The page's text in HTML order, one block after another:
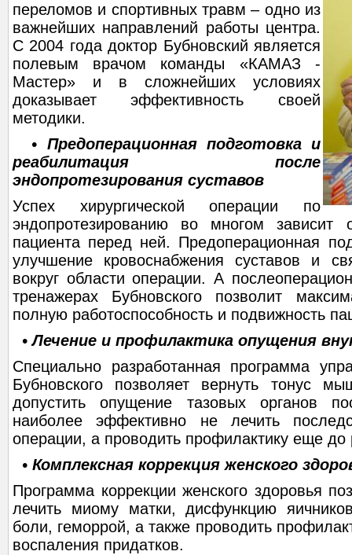
переломов и спортивных травм – одно из
важнейших направлений работы центра.
С 2004 года доктор Бубновский является
полевым врачом команды «КАМАЗ -
Мастер» и в сложнейших условиях
доказывает эффективность своей
методики.
• Предоперационная подготовка и
реабилитация после
эндопротезирования суставов
Успех хирургической операции по
эндопротезированию во многом зависит
пациента перед ней. Предоперационная
улучшение кровоснабжения суставов и
вокруг области операции. А
тренажерах Бубновского позволит
полную работоспособность и подвижность
• Лечение и профилактика опущения
Специально разработанная программа
Бубновского позволяет вернуть тонус
допустить опущение тазовых органов
наиболее эффективно не лечить
операции, а проводить профилактику еще до
• Комплексная коррекция женского
Программа коррекции женского здоровья
лечить миому матки, дисфункцию
боли, геморрой, а также проводить
воспаления придатков.